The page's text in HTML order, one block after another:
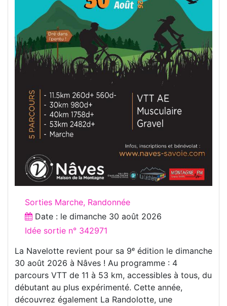
Sorties Marche, Randonnée
Date : le dimanche 30 août 2026
Idée sortie n° 342971
La Navelotte revient pour sa 9ᵉ édition le dimanche
30 août 2026 à Nâves ! Au programme : 4
parcours VTT de 11 à 53 km, accessibles à tous, du
débutant au plus expérimenté. Cette année,
découvrez également La Randolotte, une